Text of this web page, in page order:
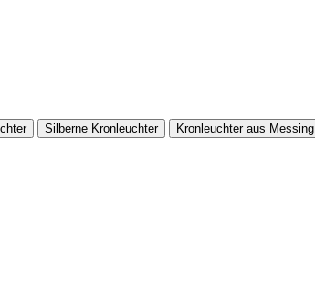
Silberne Kronleuchter Kronleuchter aus Messing